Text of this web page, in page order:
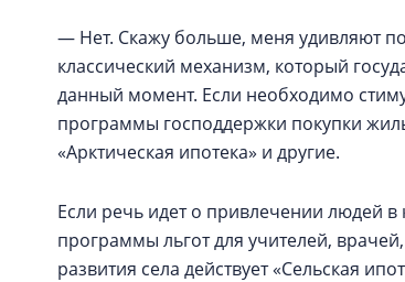
— Нет. Скажу больше, меня удивляют
классический механизм, который
данный момент. Если необходимо
программы господдержки покупки
«Арктическая ипотека» и другие.
Если речь идет о привлечении людей в
программы льгот для учителей,
развития села действует «Сельская